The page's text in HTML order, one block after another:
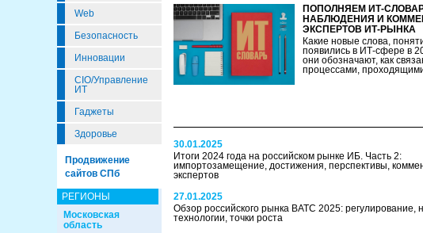
Web
Безопасность
Инновации
CIO/Управление
ИТ
Гаджеты
Здоровье
Продвижение
сайтов СПб
РЕГИОНЫ
Московская
область
ПОПОЛНЯЕМ ИТ-
НАБЛЮДЕНИЯ И
ЭКСПЕРТОВ ИТ-РЫНКА
Какие новые слова,
появились в ИТ-сфере в
они обозначают, как
процессами,
30.01.2025
Итоги 2024 года на российском рынке ИБ. Часть 2:
импортозамещение, достижения, перспективы,
экспертов
27.01.2025
Обзор российского рынка ВАТС 2025: регулирование,
технологии, точки роста